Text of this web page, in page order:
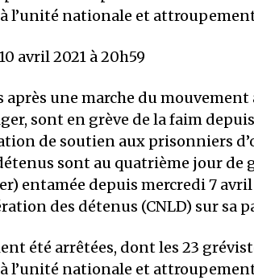
l’unité nationale et
avril 2021 à 20h59
après une marche du
sont en grève de la faim
de soutien aux prisonniers
sont au quatrième jour de
entamée depuis mercredi 7 avril
des détenus (CNLD) sur sa
été arrêtées, dont les 23
l’unité nationale et